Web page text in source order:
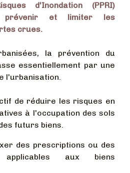
d'Inondation (PPRI)
et limiter les
crues.
la prévention du
essentiellement par une
l'urbanisation.
de réduire les risques en
à l'occupation des sols
futurs biens.
des prescriptions ou des
applicables aux biens